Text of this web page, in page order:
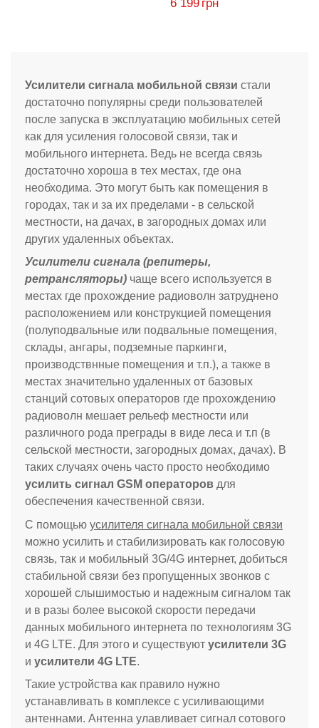
6 199 грн
Усилители сигнала мобильной связи стали
достаточно популярны среди пользователей
после запуска в эксплуатацию мобильных сетей
как для усиления голосовой связи, так и
мобильного интернета. Ведь не всегда связь
достаточно хороша в тех местах, где она
необходима. Это могут быть как помещения в
городах, так и за их пределами - в сельской
местности, на дачах, в загородных домах или
других удаленных объектах.
Усилители сигнала (репитеры,
ретрансляторы) чаще всего используется в
местах где прохождение радиоволн затруднено
расположением или конструкцией помещения
(полуподвальные или подвальные помещения,
склады, ангары, подземные паркинги,
производствнные помещения и т.п.), а также в
местах значительно удаленных от базовых
станций сотовых операторов где прохождению
радиоволн мешает рельеф местности или
различного рода преграды в виде леса и т.п (в
сельской местности, загородных домах, дачах). В
таких случаях очень часто просто необходимо
усилить сигнал GSM операторов для
обеспечения качественной связи.
С помощью усилителя сигнала мобильной связи
можно усилить и стабилизировать как голосовую
связь, так и мобильный 3G/4G интернет, добиться
стабильной связи без пропущенных звонков с
хорошей слышимостью и надежным сигналом так
и в разы более высокой скорости передачи
данных мобильного интернета по технологиям 3G
и 4G LTE. Для этого и существуют усилители 3G
и усилители 4G LTE.
Такие устройства как правило нужно
устанавливать в комплексе с усиливающими
антеннами. Антенна улавливает сигнал сотового